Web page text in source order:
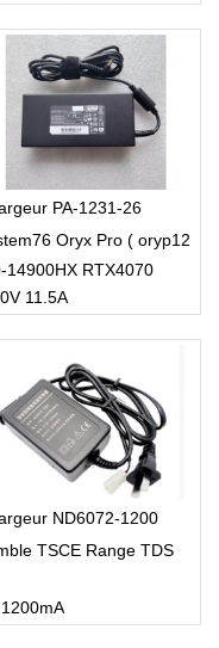
PA-1231-26
Oryx Pro ( oryp12
14900HX RTX4070
11.5A
ND6072-1200
TSCE Range TDS